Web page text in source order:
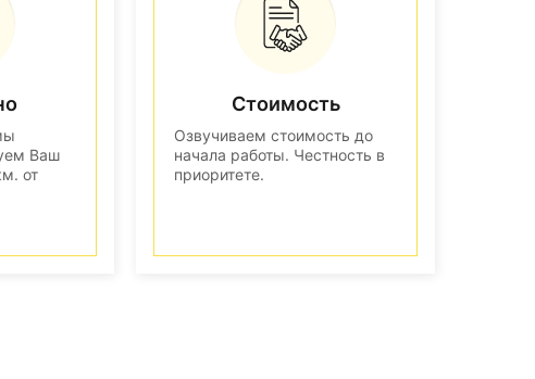
Ваш
от
Стоимость
Озвучиваем стоимость до
начала работы. Честность в
приоритете.